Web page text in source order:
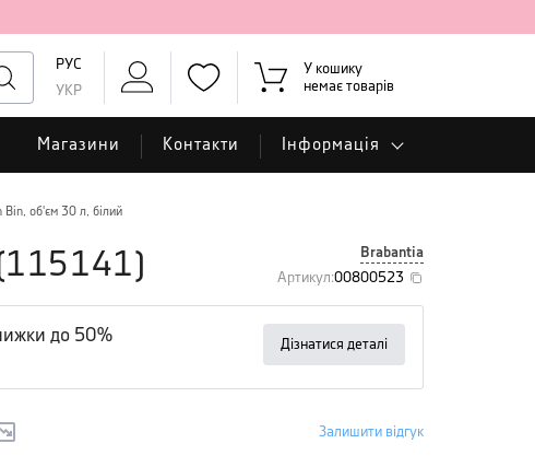
РУС
УКР
У кошику
немає товарів
Магазини Контакти Інформація
Bin, об'єм 30 л, білий
115141 )
Brabantia
Артикул:00800523
до 50% Дізнатися деталі
Залишити відгук